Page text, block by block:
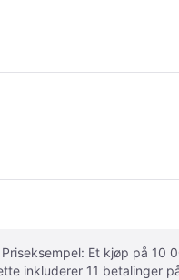
Priseksempel: Et kjøp på 10
inkluderer 11 betalinger